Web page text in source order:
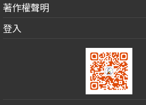
著作權聲明
登入